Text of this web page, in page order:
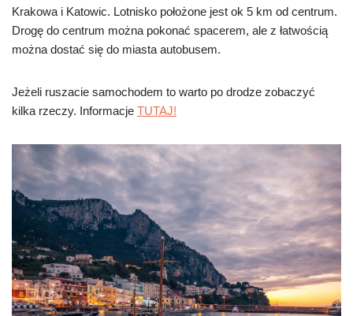
Krakowa i Katowic. Lotnisko położone jest ok 5 km od centrum.
Drogę do centrum można pokonać spacerem, ale z łatwością
można dostać się do miasta autobusem.
Jeżeli ruszacie samochodem to warto po drodze zobaczyć
kilka rzeczy. Informacje TUTAJ!